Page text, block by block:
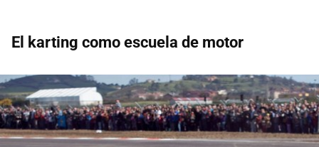
El karting como escuela de motor